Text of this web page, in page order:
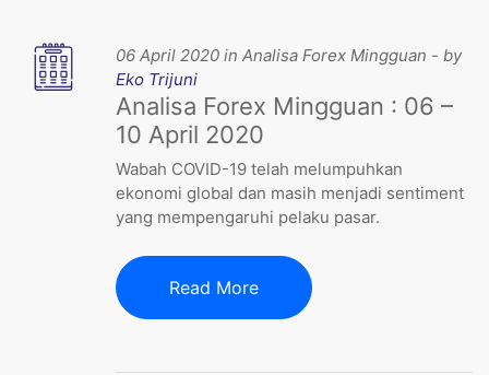
06 April 2020 in Analisa Forex Mingguan - by
Eko Trijuni
Analisa Forex Mingguan : 06 –
10 April 2020
Wabah COVID-19 telah melumpuhkan
ekonomi global dan masih menjadi sentiment
yang mempengaruhi pelaku pasar.
Read More